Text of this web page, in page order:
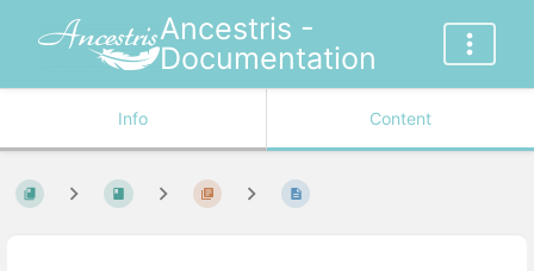
Ancestris -
Documentation
Info Content